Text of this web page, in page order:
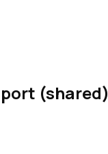
(shared)